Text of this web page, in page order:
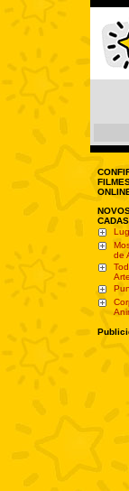
de
Arte